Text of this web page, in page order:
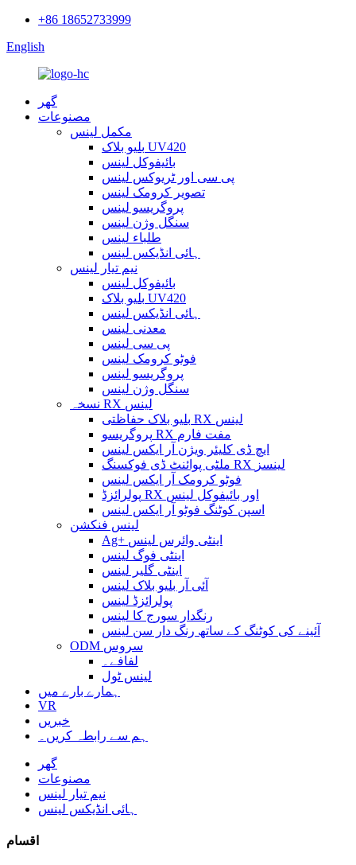
+86 18652733999
English
گھر
مصنوعات
مکمل لینس
بلیو بلاک UV420
بائیفوکل لینس
پی سی اور ٹریوکس لینس
تصویر کرومک لینس
پروگریسو لینس
سنگل وژن لینس
طلباء لینس
ہائی انڈیکس لینس
نیم تیار لینس
بائیفوکل لینس
بلیو بلاک UV420
ہائی انڈیکس لینس
معدنی لینس
پی سی لینس
فوٹو کرومک لینس
پروگریسو لینس
سنگل وژن لینس
نسخہ RX لینس
بلیو بلاک حفاظتی RX لینس
پروگریسو RX مفت فارم
ایچ ڈی کلیئر ویژن آر ایکس لینس
ملٹی پوائنٹ ڈی فوکسنگ RX لینسز
فوٹو کرومک آر ایکس لینس
پولرائزڈ RX اور بائیفوکل لینس
اسپن کوٹنگ فوٹو آر ایکس لینس
لینس فنکشن
Ag+ اینٹی وائرس لینس
اینٹی فوگ لینس
اینٹی گلیر لینس
آئی آر بلیو بلاک لینس
پولرائزڈ لینس
رنگدار سورج کا لینس
آئینے کی کوٹنگ کے ساتھ رنگ دار سن لینس
ODM سروس
لفافے۔
لینس ٹول
ہمارے بارے میں
VR
خبریں
ہم سے رابطہ کریں۔
گھر
مصنوعات
نیم تیار لینس
ہائی انڈیکس لینس
اقسام